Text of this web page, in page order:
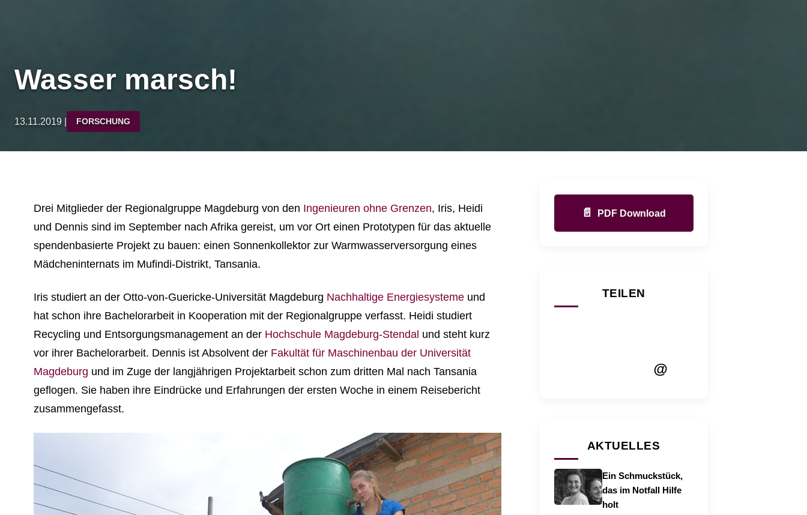
Wasser marsch!
13.11.2019 | FORSCHUNG
Drei Mitglieder der Regionalgruppe Magdeburg von den Ingenieuren ohne Grenzen, Iris, Heidi
und Dennis sind im September nach Afrika gereist, um vor Ort einen Prototypen für das aktuelle
spendenbasierte Projekt zu bauen: einen Sonnenkollektor zur Warmwasserversorgung eines
Mädcheninternats im Mufindi-Distrikt, Tansania.
Iris studiert an der Otto-von-Guericke-Universität Magdeburg Nachhaltige Energiesysteme und
hat schon ihre Bachelorarbeit in Kooperation mit der Regionalgruppe verfasst. Heidi studiert
Recycling und Entsorgungsmanagement an der Hochschule Magdeburg-Stendal und steht kurz
vor ihrer Bachelorarbeit. Dennis ist Absolvent der Fakultät für Maschinenbau der Universität
Magdeburg und im Zuge der langjährigen Projektarbeit schon zum dritten Mal nach Tansania
geflogen. Sie haben ihre Eindrücke und Erfahrungen der ersten Woche in einem Reisebericht
zusammengefasst.
📄 PDF Download
TEILEN
@
AKTUELLES
Ein Schmuckstück,
das im Notfall Hilfe
holt